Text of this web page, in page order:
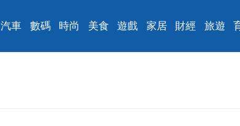
汽車 數碼 時尚 美食 遊戲 家居 財經 旅遊